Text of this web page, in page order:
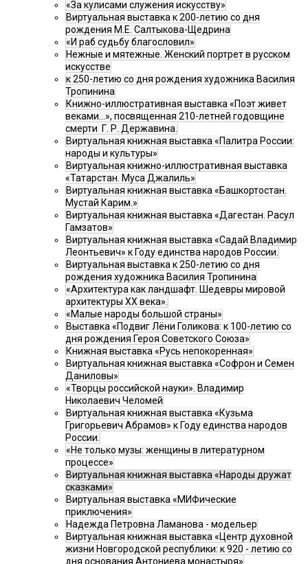
«За кулисами служения искусству»
Виртуальная выставка к 200-летию со дня
рождения М.Е. Салтыкова-Щедрина
«И раб судьбу благословил»
Нежные и мятежные. Женский портрет в русском
искусстве
к 250-летию со дня рождения художника Василия
Тропинина
Книжно-иллюстративная выставка «Поэт живет
веками…», посвященная 210-летней годовщине
смерти Г. Р. Державина.
Виртуальная книжная выставка «Палитра России:
народы и культуры»
Виртуальная книжно-иллюстративная выставка
«Татарстан. Муса Джалиль»
Виртуальная книжная выставка «Башкортостан.
Мустай Карим.»
Виртуальная книжная выставка «Дагестан. Расул
Гамзатов»
Виртуальная книжная выставка «Садай Владимир
Леонтьевич» к Году единства народов России.
Виртуальная выставка к 250-летию со дня
рождения художника Василия Тропинина
«Архитектура как ландшафт. Шедевры мировой
архитектуры XX века».
«Малые народы большой страны»
Выставка «Подвиг Лёни Голикова: к 100-летию со
дня рождения Героя Советского Союза»
Книжная выставка «Русь непокоренная»
Виртуальная книжная выставка «Софрон и Семен
Даниловы»
«Творцы российской науки». Владимир
Николаевич Челомей
Виртуальная книжная выставка «Кузьма
Григорьевич Абрамов» к Году единства народов
России.
«Не только музы: женщины в литературном
процессе»
Виртуальная книжная выставка «Народы дружат
сказками»
Виртуальная выставка «МИФические
приключения»
Надежда Петровна Ламанова - модельер
Виртуальная книжная выставка «Центр духовной
жизни Новгородской республики: к 920 - летию со
дня основания Антониева монастыря»